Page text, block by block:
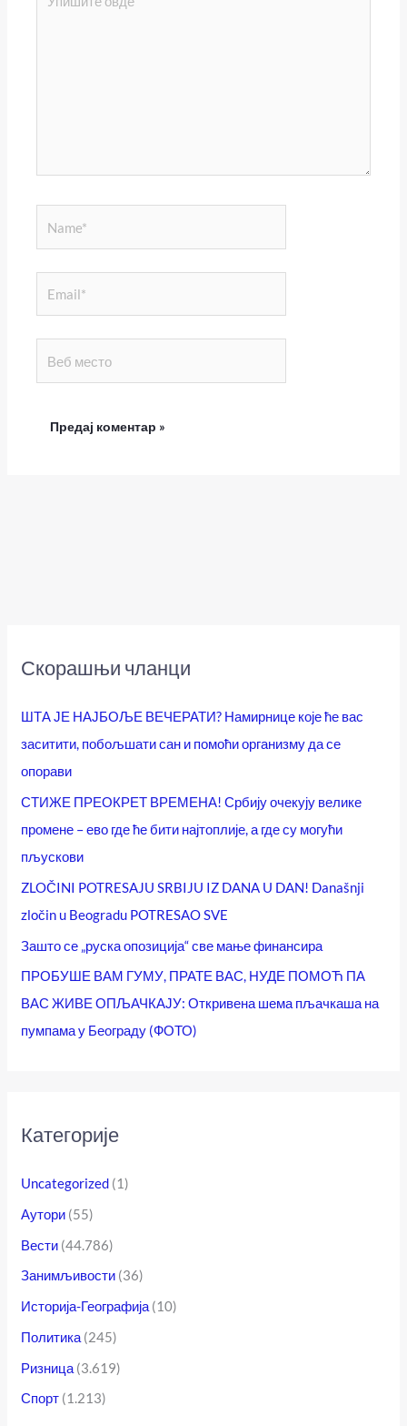
овде
место
Скорашњи чланци
ШТА ЈЕ НАЈБОЉЕ ВЕЧЕРАТИ? Намирнице које ће вас
заситити, побољшати сан и помоћи организму да се
опорави
СТИЖЕ ПРЕОКРЕТ ВРЕМЕНА! Србију очекују велике
промене – ево где ће бити најтоплије, а где су могући
пљускови
ZLOČINI POTRESAJU SRBIJU IZ DANA U DAN! Današnji
zločin u Beogradu POTRESAO SVE
Зашто се „руска опозиција“ све мање финансира
ПРОБУШЕ ВАМ ГУМУ, ПРАТЕ ВАС, НУДЕ ПОМОЋ ПА
ВАС ЖИВЕ ОПЉАЧКАЈУ: Откривена шема пљачкаша на
пумпама у Београду (ФОТО)
Категорије
Uncategorized (1)
Аутори (55)
Вести (44.786)
Занимљивости (36)
Историја-Географија (10)
Политика (245)
Ризница (3.619)
Спорт (1.213)